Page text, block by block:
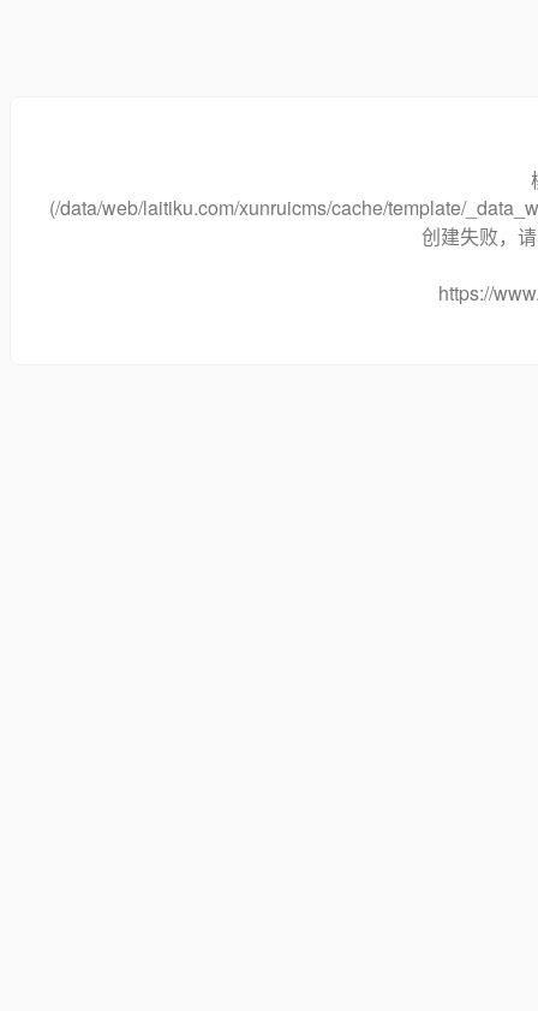
(/data/web/laitiku.com/xunruicms/cache/template/
创建失败，
https://